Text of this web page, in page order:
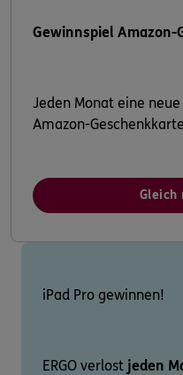
Gewinnspiel Amazon-
Jeden Monat eine
Amazon-
iPad Pro gewinnen!
ERGO verlost jeden